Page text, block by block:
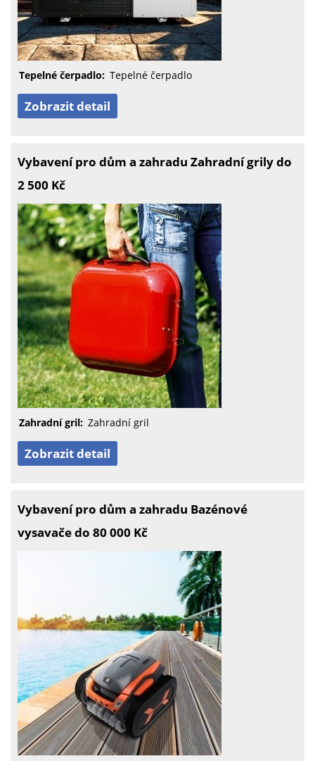
Tepelné čerpadlo: Tepelné čerpadlo
Zobrazit detail
Vybavení pro dům a zahradu Zahradní grily do
2 500 Kč
Zahradní gril: Zahradní gril
Zobrazit detail
Vybavení pro dům a zahradu Bazénové
vysavače do 80 000 Kč